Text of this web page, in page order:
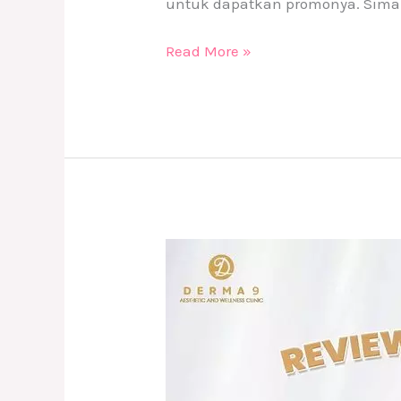
Read More »
Derma9
Clinic